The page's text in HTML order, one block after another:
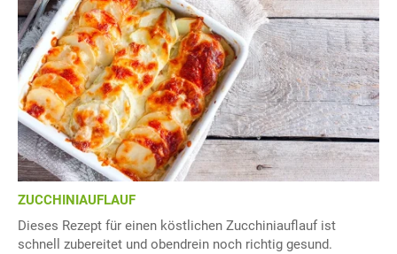
ZUCCHINIAUFLAUF
Dieses Rezept für einen köstlichen Zucchiniauflauf ist
schnell zubereitet und obendrein noch richtig gesund.